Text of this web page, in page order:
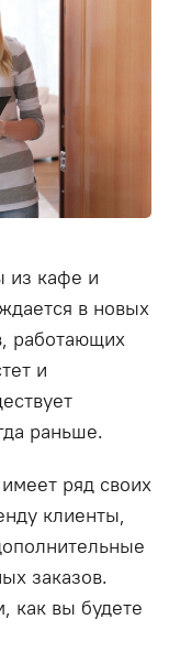
из кафе и
в новых
работающих
и
раньше.
ряд своих
клиенты,
заказов.
как вы будете